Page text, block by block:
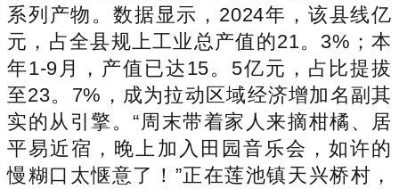
系列产物。数据显示，2024年，该县线亿
元，占全县规上工业总产值的21。3%；本
年1-9月，产值已达15。5亿元，占比提拔
至23。7%，成为拉动区域经济增加名副其
实的从引擎。“周末带着家人来摘柑橘、居
平易近宿，晚上加入田园音乐会，如许的
慢糊口太惬意了！”正在莲池镇天兴桥村，